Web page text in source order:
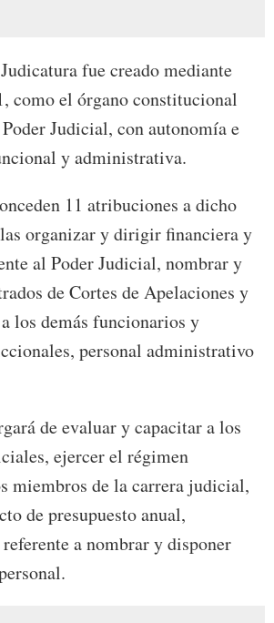
fue creado mediante
como el órgano constitucional
Judicial, con autonomía e
y administrativa.
11 atribuciones a dicho
organizar y dirigir financiera y
al Poder Judicial, nombrar y
de Cortes de Apelaciones y
los demás funcionarios y
personal administrativo
de evaluar y capacitar a los
ejercer el régimen
miembros de la carrera judicial,
de presupuesto anual,
a nombrar y disponer